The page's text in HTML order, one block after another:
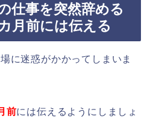
仕事を突然辞める
月前には伝える
に迷惑がかかってしまいま
前には伝えるようにしましょ